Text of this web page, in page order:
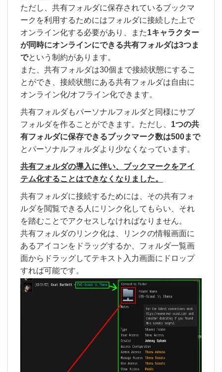
ただし、共有フォルダに保存されているブックマ
ークを利用するためにはフォルダに接続した上で
オンライン化する必要があり、また1キャラクター
が同時にオンラインにできる共有フォルダは3つま
でという制約があります。
また、共有フォルダは30個まで接続状態にするこ
とができ、接続状態にある共有フォルダは自由に
オンライン化/オフライン化できます。
共有フォルダもパーソナルフォルダと同様にサブ
フォルダを作ることができます。ただし、 1つの共
有フォルダに保存できるブックマーク数は500まで
とパーソナルフォルダより少なくなっています。
共有フォルダの導入に伴い、ブックマークをアイ
テム化することはできなくなりました。
共有フォルダに接続するためには、その共有フォ
ルダを閲覧できる人にリンク化してもらい、それ
を踏むことでアクセスしなければなりません。
共有フォルダのリンク化は、リンクの情報画面に
あるアイコンをドラッグするか、フォルダ一覧画
面からドラッグしてテキスト入力画面にドロップ
すれば可能です。